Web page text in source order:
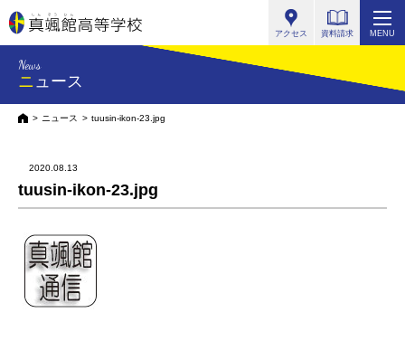
アクセス 資料請求 MENU
News
ニュース
HOMEニュース tuusin-ikon-23.jpg
2020.08.13
tuusin-ikon-23.jpg